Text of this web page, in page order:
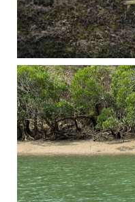
4月に入り、新人教育の為カヤックから落ちた際の救助の実技練習の風景です。 一人前の